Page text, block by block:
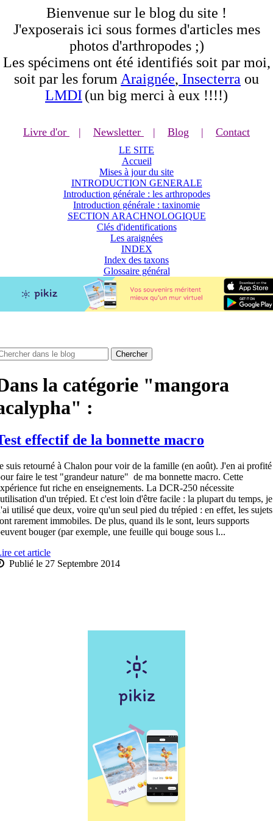
Bienvenue sur le blog du site !
J'exposerais ici sous formes d'articles mes
photos d'arthropodes ;)
Les spécimens ont été identifiés soit par moi,
soit par les forum Araignée, Insecterra ou
LMDI(un big merci à eux !!!!)
Livre d'or | Newsletter | Blog | Contact
LE SITE
Accueil
Mises à jour du site
INTRODUCTION GENERALE
Introduction générale : les arthropodes
Introduction générale : taxinomie
SECTION ARACHNOLOGIQUE
Clés d'identifications
Les araignées
INDEX
Index des taxons
Glossaire général
la catégorie "mangora
:
effectif de la bonnette macro
suis retourné à Chalon pour voir de la famille (en août). J'en ai profité
faire le test "grandeur nature" de ma bonnette macro. Cette
fut riche en enseignements. La DCR-250 nécessite
d'un trépied. Et c'est loin d'être facile : la plupart du temps, je
utilisé que deux, voire qu'un seul pied du trépied : en effet, les sujets
rarement immobiles. De plus, quand ils le sont, leurs supports
bouger (par exemple, une feuille qui bouge sous l...
cet article
Publié le 27 Septembre 2014